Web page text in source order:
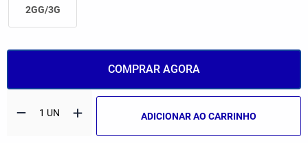
2GG/3G
COMPRAR AGORA
ADICIONAR AO CARRINHO